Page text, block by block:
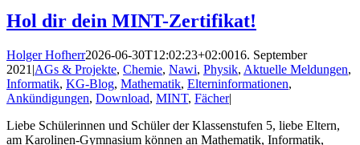
Hol dir dein MINT-Zertifikat!
Holger Hofherr2026-06-30T12:02:23+02:0016. September
2021 |AGs & Projekte, Chemie, Nawi, Physik, Aktuelle Meldungen,
Informatik, KG-Blog, Mathematik, Elterninformationen,
Ankündigungen, Download, MINT, Fächer|
Liebe Schülerinnen und Schüler der Klassenstufen 5, liebe Eltern,
am Karolinen-Gymnasium können an Mathematik, Informatik,